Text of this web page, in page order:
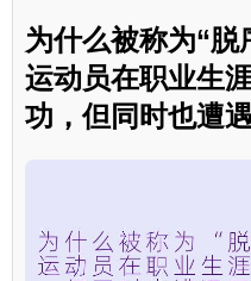
为什么被称为“脱
运动员在职业生
功，但同时也遭